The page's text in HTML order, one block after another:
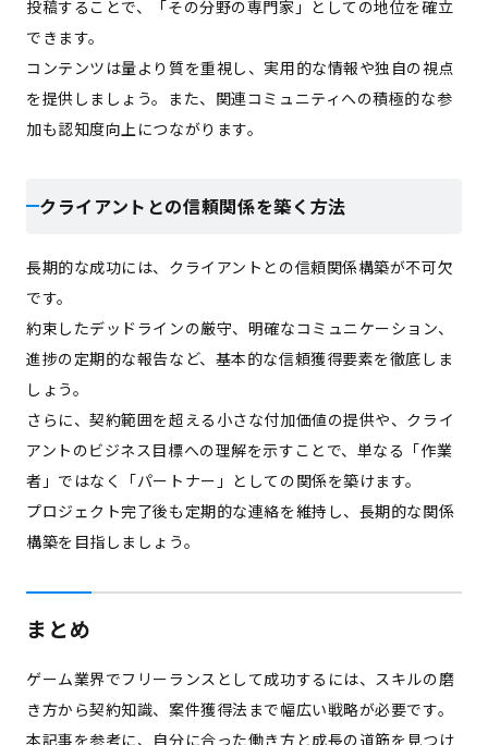
投稿することで、「その分野の専門家」としての地位を確立
できます。
コンテンツは量より質を重視し、実用的な情報や独自の視点
を提供しましょう。また、関連コミュニティへの積極的な参
加も認知度向上につながります。
クライアントとの信頼関係を築く方法
長期的な成功には、クライアントとの信頼関係構築が不可欠
です。
約束したデッドラインの厳守、明確なコミュニケーション、
進捗の定期的な報告など、基本的な信頼獲得要素を徹底しま
しょう。
さらに、契約範囲を超える小さな付加価値の提供や、クライ
アントのビジネス目標への理解を示すことで、単なる「作業
者」ではなく「パートナー」としての関係を築けます。
プロジェクト完了後も定期的な連絡を維持し、長期的な関係
構築を目指しましょう。
まとめ
ゲーム業界でフリーランスとして成功するには、スキルの磨
き方から契約知識、案件獲得法まで幅広い戦略が必要です。
本記事を参考に、自分に合った働き方と成長の道筋を見つけ